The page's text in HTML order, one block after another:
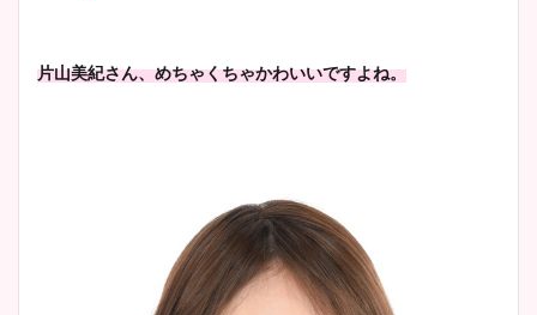
池谷実悠アナのメガネ画像が
wikiプロフもチェック！
プ画像まとめ！同期や実家に
wikiプロフも！
片山美紀さん、めちゃくちゃかわいいですよね。